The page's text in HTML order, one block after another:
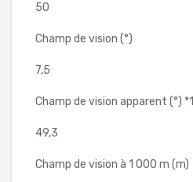
50
Champ de vision (°)
7,5
Champ de vision apparent (°) *1
49,3
Champ de vision à 1 000 m (m)